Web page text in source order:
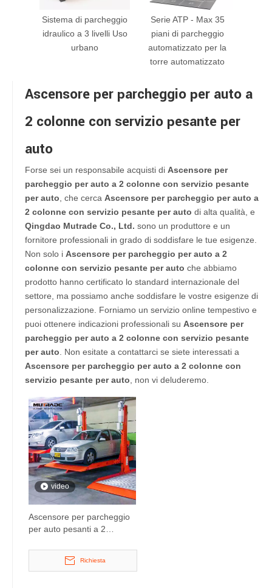
Sistema di parcheggio
idraulico a 3 livelli Uso
urbano
Serie ATP - Max 35
piani di parcheggio
automatizzato per la
torre automatizzato
Ascensore per parcheggio per auto a
2 colonne con servizio pesante per
auto
Forse sei un responsabile acquisti di Ascensore per
parcheggio per auto a 2 colonne con servizio pesante
per auto , che cerca Ascensore per parcheggio per auto a
2 colonne con servizio pesante per auto di alta qualità, e
Qingdao Mutrade Co., Ltd. sono un produttore e un
fornitore professionali in grado di soddisfare le tue esigenze.
Non solo i Ascensore per parcheggio per auto a 2
colonne con servizio pesante per auto che abbiamo
prodotto hanno certificato lo standard internazionale del
settore, ma possiamo anche soddisfare le vostre esigenze di
personalizzazione. Forniamo un servizio online tempestivo e
puoi ottenere indicazioni professionali su Ascensore per
parcheggio per auto a 2 colonne con servizio pesante
per auto . Non esitate a contattarci se siete interessati a
Ascensore per parcheggio per auto a 2 colonne con
servizio pesante per auto , non vi deluderemo.
video
Ascensore per parcheggio
per auto pesanti a 2
parcheggiatore
Richiesta